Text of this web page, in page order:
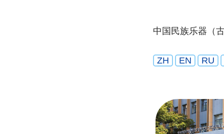
中国民族乐器（
ZH EN RU